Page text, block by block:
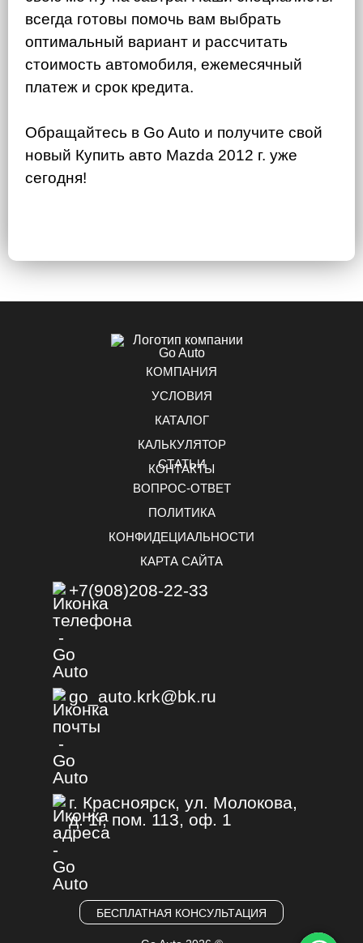
всегда готовы помочь вам выбрать
оптимальный вариант и рассчитать
стоимость автомобиля, ежемесячный
платеж и срок кредита.
Обращайтесь в Go Auto и получите свой
новый Купить авто Mazda 2012 г. уже
сегодня!
КОМПАНИЯ
УСЛОВИЯ
КАТАЛОГ
КАЛЬКУЛЯТОР
КОНТАКТЫ
СТАТЬИ
ВОПРОС-ОТВЕТ
ПОЛИТИКА
КОНФИДЕЦИАЛЬНОСТИ
КАРТА САЙТА
+7(908)208-22-33
go_auto.krk@bk.ru
г. Красноярск, ул. Молокова,
д. 1г, пом. 113, оф. 1
БЕСПЛАТНАЯ КОНСУЛЬТАЦИЯ